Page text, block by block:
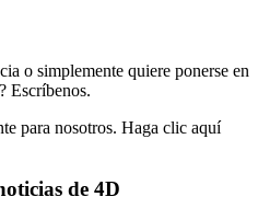
o simplemente quiere ponerse en
Escríbenos.
para nosotros. Haga clic aquí
de 4D